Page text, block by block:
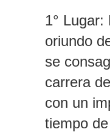
1° Lugar:
oriundo
se
carrera
con un
tiempo